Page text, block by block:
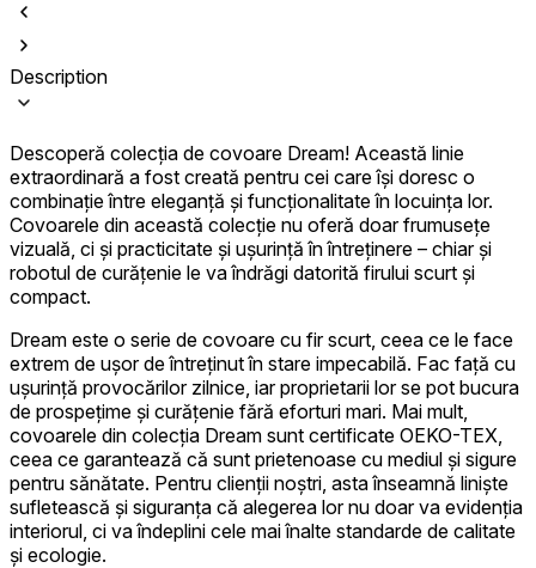
Description
Descoperă colecția de covoare Dream! Această linie
extraordinară a fost creată pentru cei care își doresc o
combinație între eleganță și funcționalitate în locuința lor.
Covoarele din această colecție nu oferă doar frumusețe
vizuală, ci și practicitate și ușurință în întreținere – chiar și
robotul de curățenie le va îndrăgi datorită firului scurt și
compact.
Dream este o serie de covoare cu fir scurt, ceea ce le face
extrem de ușor de întreținut în stare impecabilă. Fac față cu
ușurință provocărilor zilnice, iar proprietarii lor se pot bucura
de prospețime și curățenie fără eforturi mari. Mai mult,
covoarele din colecția Dream sunt certificate OEKO-TEX,
ceea ce garantează că sunt prietenoase cu mediul și sigure
pentru sănătate. Pentru clienții noștri, asta înseamnă liniște
sufletească și siguranța că alegerea lor nu doar va evidenția
interiorul, ci va îndeplini cele mai înalte standarde de calitate
și ecologie.